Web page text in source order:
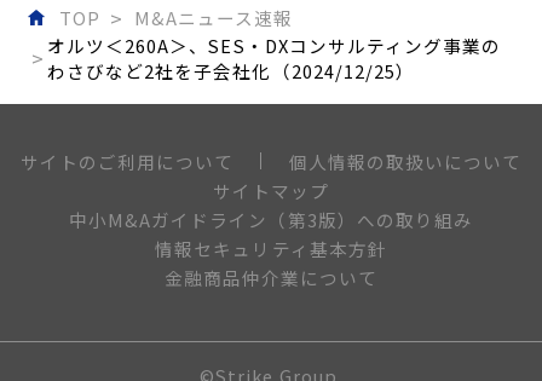
TOP
M&Aニュース速報
オルツ＜260A＞、SES・DXコンサルティング事業の
わさびなど2社を子会社化（2024/12/25）
サイトのご利用について
個人情報の取扱いについて
サイトマップ
中小M&Aガイドライン（第3版）への取り組み
情報セキュリティ基本方針
金融商品仲介業について